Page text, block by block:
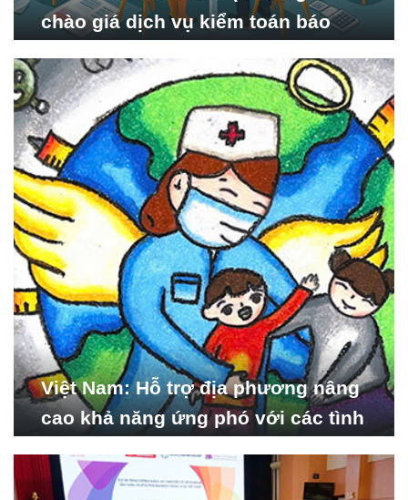
chào giá dịch vụ kiểm toán báo
Nghiên cứu Phát triển Xã
hội_ISDS)
Việt Nam: Hỗ trợ địa phương nâng
cao khả năng ứng phó với các tình